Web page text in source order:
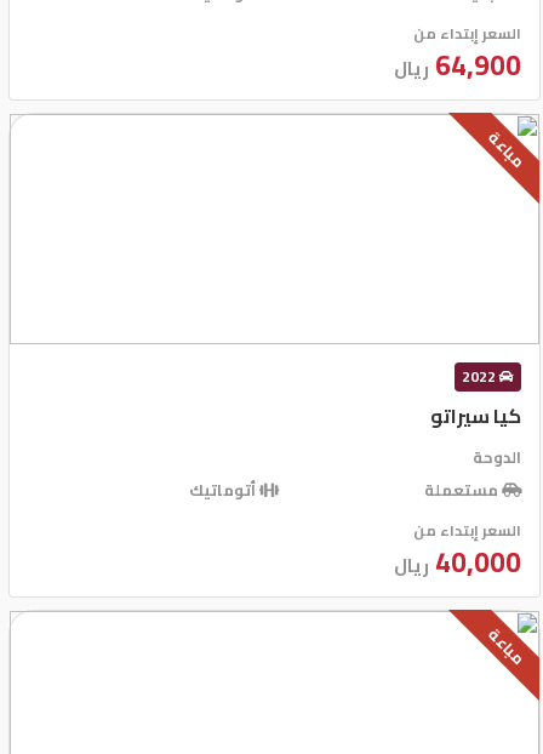
السعر إبتداء من
64,900 ريال
مباعة
2022
كيا سيراتو
الدوحة
مستعملة
أتوماتيك
السعر إبتداء من
40,000 ريال
مباعة